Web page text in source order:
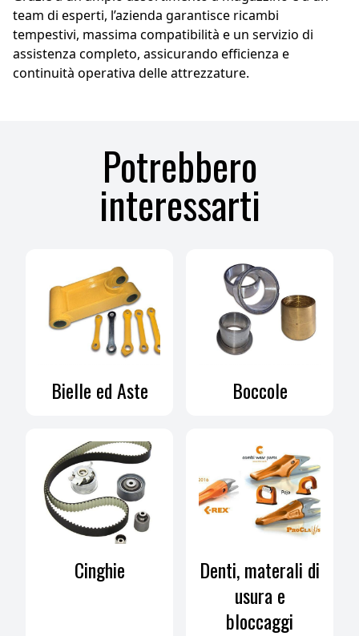
team di esperti, l’azienda garantisce ricambi
tempestivi, massima compatibilità e un servizio di
assistenza completo, assicurando efficienza e
continuità operativa delle attrezzature.
Potrebbero
interessarti
Bielle ed Aste Boccole
Cinghie
Denti, materali di
usura e
bloccaggi